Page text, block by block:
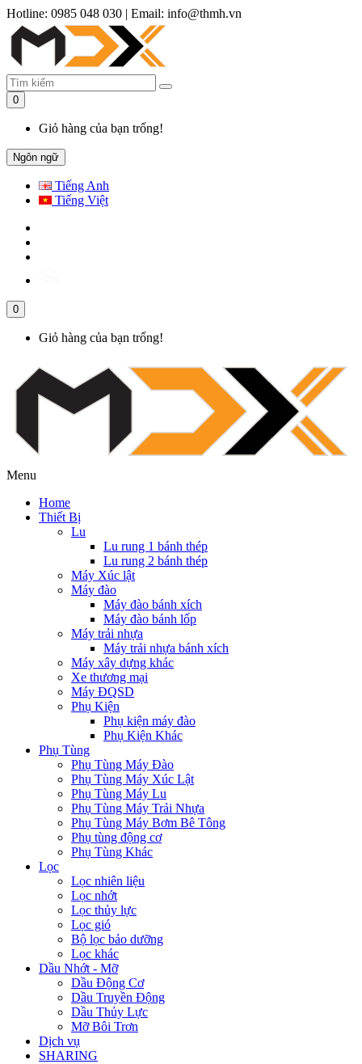
Hotline: 0985 048 030 | Email: info@thmh.vn
0
Giỏ hàng của bạn trống!
Ngôn ngữ
Tiếng Anh
Tiếng Việt
0
Giỏ hàng của bạn trống!
Menu
Home
Thiết Bị
Lu
Lu rung 1 bánh thép
Lu rung 2 bánh thép
Máy Xúc lật
Máy đào
Máy đào bánh xích
Máy đào bánh lốp
Máy trải nhựa
Máy trải nhựa bánh xích
Máy xây dựng khác
Xe thương mại
Máy ĐQSD
Phụ Kiện
Phụ kiện máy đào
Phụ Kiện Khác
Phụ Tùng
Phụ Tùng Máy Đào
Phụ Tùng Máy Xúc Lật
Phụ Tùng Máy Lu
Phụ Tùng Máy Trải Nhựa
Phụ Tùng Máy Bơm Bê Tông
Phụ tùng động cơ
Phụ Tùng Khác
Lọc
Lọc nhiên liệu
Lọc nhớt
Lọc thủy lực
Lọc gió
Bộ lọc bảo dưỡng
Lọc khác
Dầu Nhớt - Mỡ
Dầu Động Cơ
Dầu Truyền Động
Dầu Thủy Lực
Mỡ Bôi Trơn
Dịch vụ
SHARING